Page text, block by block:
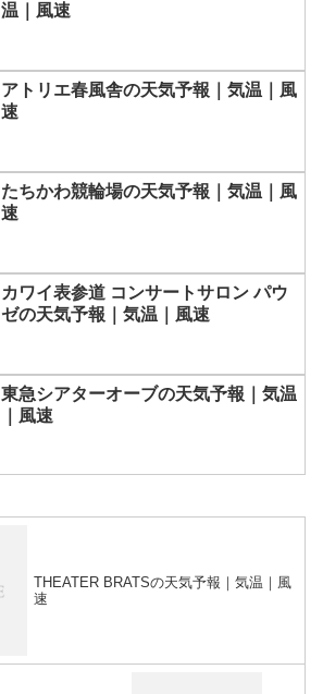
温｜風速
アトリエ春風舎の天気予報｜気温｜風
速
たちかわ競輪場の天気予報｜気温｜風
速
カワイ表参道 コンサートサロン パウ
ゼの天気予報｜気温｜風速
東急シアターオーブの天気予報｜気温
｜風速
THEATER BRATSの天気予報｜気温｜風
速